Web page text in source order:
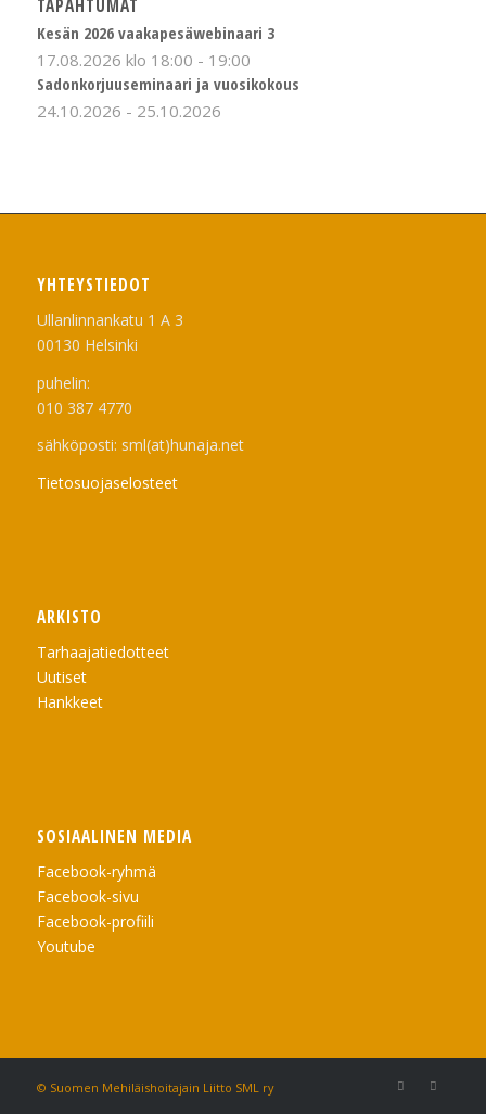
TAPAHTUMAT
Kesän 2026 vaakapesäwebinaari 3
17.08.2026 klo 18:00 - 19:00
Sadonkorjuuseminaari ja vuosikokous
24.10.2026 - 25.10.2026
YHTEYSTIEDOT
Ullanlinnankatu 1 A 3
00130 Helsinki
puhelin:
010 387 4770
sähköposti: sml(at)hunaja.net
Tietosuojaselosteet
ARKISTO
Tarhaajatiedotteet
Uutiset
Hankkeet
SOSIAALINEN MEDIA
Facebook-ryhmä
Facebook-sivu
Facebook-profiili
Youtube
© Suomen Mehiläishoitajain Liitto SML ry